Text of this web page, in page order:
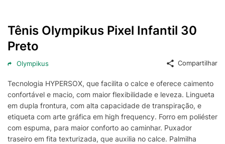
Tênis Olympikus Pixel Infantil 30
Preto
Olympikus Compartilhar
Tecnologia HYPERSOX, que facilita o calce e oferece caimento
confortável e macio, com maior flexibilidade e leveza. Lingueta
em dupla frontura, com alta capacidade de transpiração, e
etiqueta com arte gráfica em high frequency. Forro em poliéster
com espuma, para maior conforto ao caminhar. Puxador
traseiro em fita texturizada, que auxilia no calce. Palmilha